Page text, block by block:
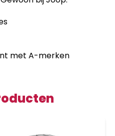
met A-merken